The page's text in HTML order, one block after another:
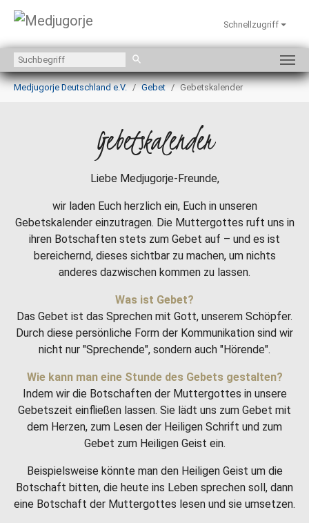
Zum Hauptinhalt springen
Schnellzugriff
Sie sind hier:
Medjugorje Deutschland e.V.
Gebet Gebetskalender
Gebetskalender
Liebe Medjugorje-Freunde,
wir laden Euch herzlich ein, Euch in unseren
Gebetskalender einzutragen. Die Muttergottes ruft uns in
ihren Botschaften stets zum Gebet auf – und es ist
bereichernd, dieses sichtbar zu machen, um nichts
anderes dazwischen kommen zu lassen.
Was ist Gebet?
Das Gebet ist das Sprechen mit Gott, unserem Schöpfer.
Durch diese persönliche Form der Kommunikation sind wir
nicht nur "Sprechende", sondern auch "Hörende".
Wie kann man eine Stunde des Gebets gestalten?
Indem wir die Botschaften der Muttergottes in unsere
Gebetszeit einfließen lassen. Sie lädt uns zum Gebet mit
dem Herzen, zum Lesen der Heiligen Schrift und zum
Gebet zum Heiligen Geist ein.
Beispielsweise könnte man den Heiligen Geist um die
Botschaft bitten, die heute ins Leben sprechen soll, dann
eine Botschaft der Muttergottes lesen und sie umsetzen.